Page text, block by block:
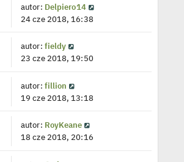
autor: Delpiero14
24 cze 2018, 16:38
autor: fieldy
23 cze 2018, 19:50
autor: fillion
19 cze 2018, 13:18
autor: RoyKeane
18 cze 2018, 20:16